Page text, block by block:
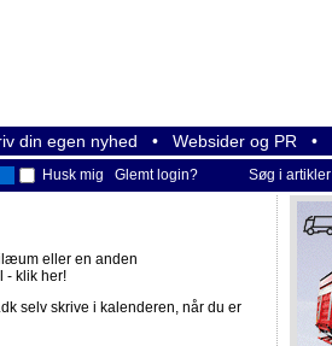
din egen nyhed • Websider og PR •
Husk mig Glemt login? Søg i artikler
eller en anden
- klik her!
selv skrive i kalenderen, når du er